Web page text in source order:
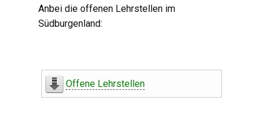
Anbei die offenen Lehrstellen im
Südburgenland:
Offene Lehrstellen